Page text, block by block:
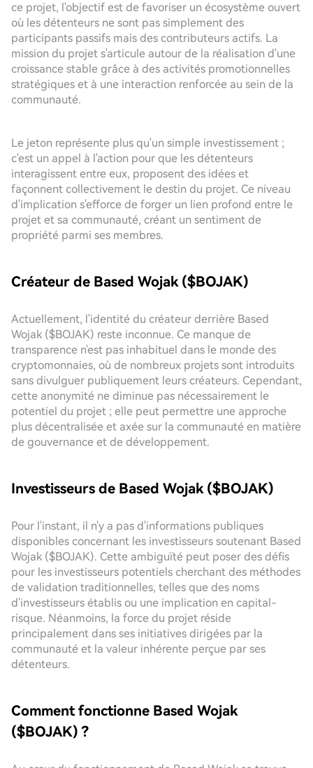
ce projet, l'objectif est de favoriser un écosystème ouvert
où les détenteurs ne sont pas simplement des
participants passifs mais des contributeurs actifs. La
mission du projet s'articule autour de la réalisation d'une
croissance stable grâce à des activités promotionnelles
stratégiques et à une interaction renforcée au sein de la
communauté.
Le jeton représente plus qu'un simple investissement ;
c'est un appel à l'action pour que les détenteurs
interagissent entre eux, proposent des idées et
façonnent collectivement le destin du projet. Ce niveau
d'implication s'efforce de forger un lien profond entre le
projet et sa communauté, créant un sentiment de
propriété parmi ses membres.
Créateur de Based Wojak ($BOJAK)
Actuellement, l'identité du créateur derrière Based
Wojak ($BOJAK) reste inconnue. Ce manque de
transparence n'est pas inhabituel dans le monde des
cryptomonnaies, où de nombreux projets sont introduits
sans divulguer publiquement leurs créateurs. Cependant,
cette anonymité ne diminue pas nécessairement le
potentiel du projet ; elle peut permettre une approche
plus décentralisée et axée sur la communauté en matière
de gouvernance et de développement.
Investisseurs de Based Wojak ($BOJAK)
Pour l'instant, il n'y a pas d'informations publiques
disponibles concernant les investisseurs soutenant Based
Wojak ($BOJAK). Cette ambiguïté peut poser des défis
pour les investisseurs potentiels cherchant des méthodes
de validation traditionnelles, telles que des noms
d'investisseurs établis ou une implication en capital-
risque. Néanmoins, la force du projet réside
principalement dans ses initiatives dirigées par la
communauté et la valeur inhérente perçue par ses
détenteurs.
Comment fonctionne Based Wojak
($BOJAK) ?